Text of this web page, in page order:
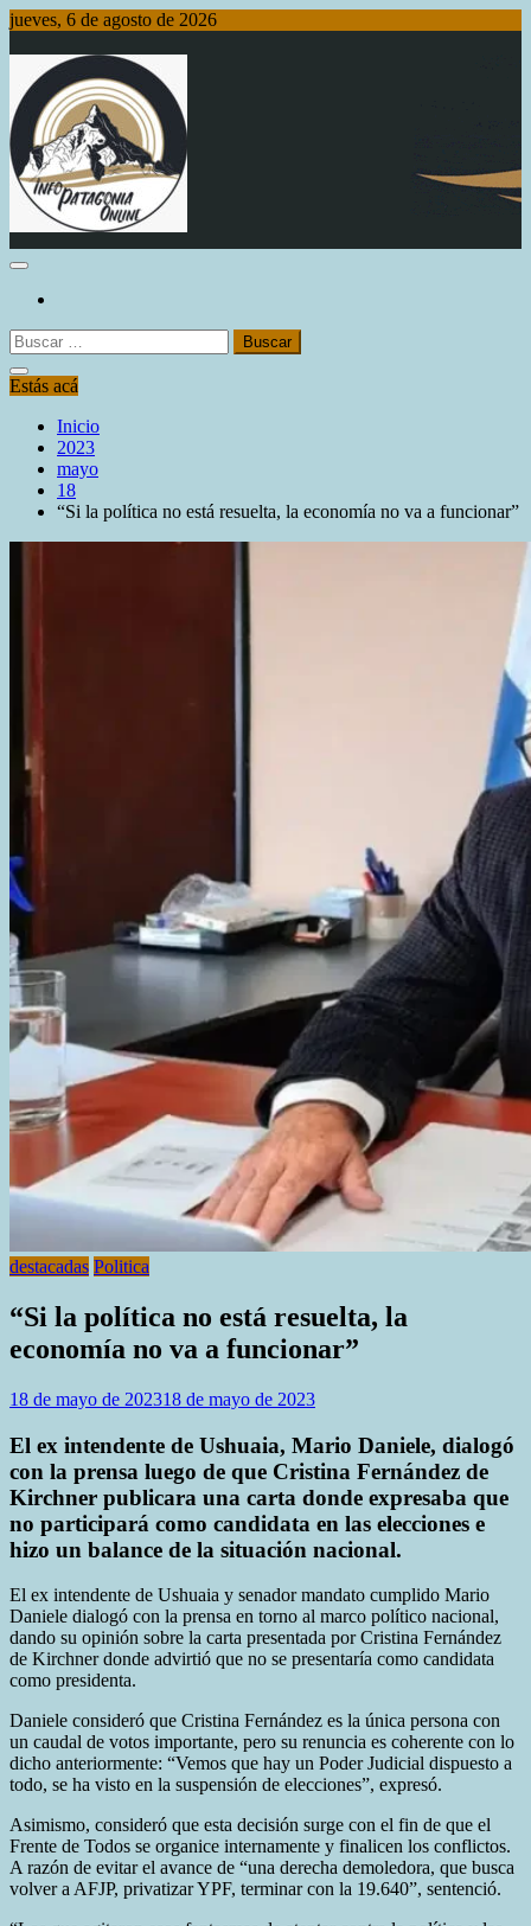
Saltar
contenido
jueves, 6 de agosto de 2026
Info Patagonia Online
Buscar:
Estás acá
Inicio
2023
mayo
18
“Si la política no está resuelta, la economía no va a funcionar”
destacadas Politica
“Si la política no está resuelta, la
economía no va a funcionar”
18 de mayo de 202318 de mayo de 2023
El ex intendente de Ushuaia, Mario Daniele, dialogó
con la prensa luego de que Cristina Fernández de
Kirchner publicara una carta donde expresaba que
no participará como candidata en las elecciones e
hizo un balance de la situación nacional.
El ex intendente de Ushuaia y senador mandato cumplido Mario
Daniele dialogó con la prensa en torno al marco político nacional,
dando su opinión sobre la carta presentada por Cristina Fernández
de Kirchner donde advirtió que no se presentaría como candidata
como presidenta.
Daniele consideró que Cristina Fernández es la única persona con
un caudal de votos importante, pero su renuncia es coherente con lo
dicho anteriormente: “Vemos que hay un Poder Judicial dispuesto a
todo, se ha visto en la suspensión de elecciones”, expresó.
Asimismo, consideró que esta decisión surge con el fin de que el
Frente de Todos se organice internamente y finalicen los conflictos.
A razón de evitar el avance de “una derecha demoledora, que busca
volver a AFJP, privatizar YPF, terminar con la 19.640”, sentenció.